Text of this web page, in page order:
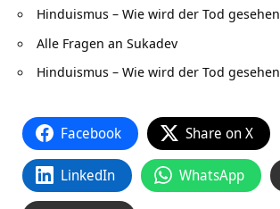
Hinduismus – Wie wird der Tod gesehen
Alle Fragen an Sukadev
Hinduismus – Wie wird der Tod gesehen
Facebook Share on X
LinkedIn WhatsApp